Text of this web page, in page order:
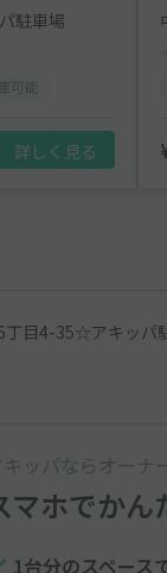
駐車場
詳しく見る
丁目4-35☆アキッパ
ッパならオーナ
マホでかん
1台分のスペース